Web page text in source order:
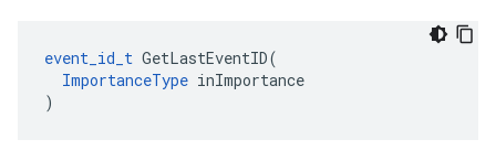
event_id_t GetLastEventID(
ImportanceType inImportance
)